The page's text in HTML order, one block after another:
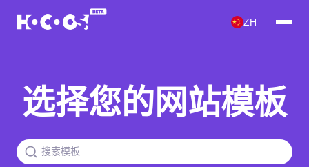
ZH
选择您的网站模板